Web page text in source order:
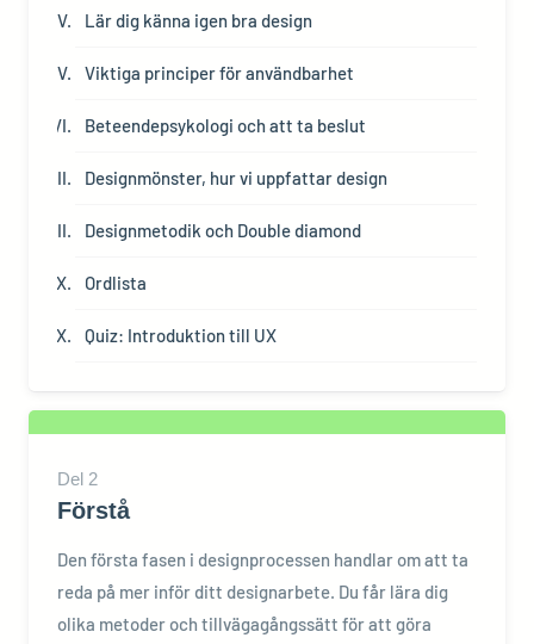
Lär dig känna igen bra design
Viktiga principer för användbarhet
Beteendepsykologi och att ta beslut
Designmönster, hur vi uppfattar design
Designmetodik och Double diamond
Ordlista
Quiz: Introduktion till UX
Del 2
Förstå
Den första fasen i designprocessen handlar om att ta
reda på mer inför ditt designarbete. Du får lära dig
olika metoder och tillvägagångssätt för att göra